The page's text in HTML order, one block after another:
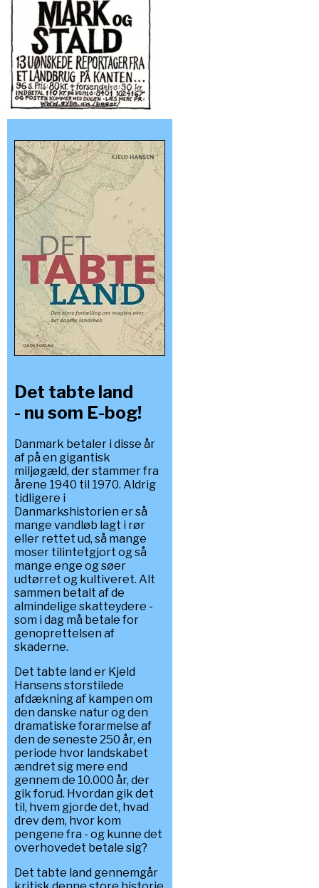
Det tabte land
- nu som E-bog!
Danmark betaler i disse år
af på en gigantisk
miljøgæld, der stammer fra
årene 1940 til 1970. Aldrig
tidligere i
Danmarkshistorien er så
mange vandløb lagt i rør
eller rettet ud, så mange
moser tilintetgjort og så
mange enge og søer
udtørret og kultiveret. Alt
sammen betalt af de
almindelige skatteydere -
som i dag må betale for
genoprettelsen af
skaderne.
Det tabte land er Kjeld
Hansens storstilede
afdækning af kampen om
den danske natur og den
dramatiske forarmelse af
den de seneste 250 år, en
periode hvor landskabet
ændret sig mere end
gennem de 10.000 år, der
gik forud. Hvordan gik det
til, hvem gjorde det, hvad
drev dem, hvor kom
pengene fra - og kunne det
overhovedet betale sig?
Det tabte land gennemgår